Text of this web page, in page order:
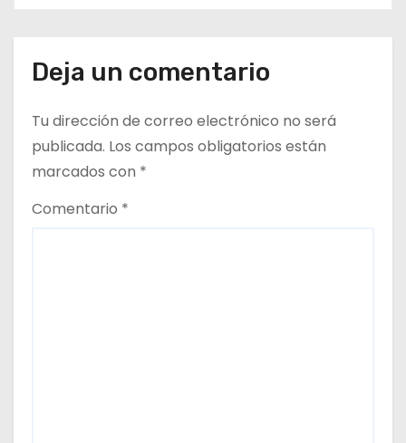
n
t
r
a
Deja un comentario
Tu dirección de correo electrónico no será
publicada. Los campos obligatorios están
marcados con *
Comentario *